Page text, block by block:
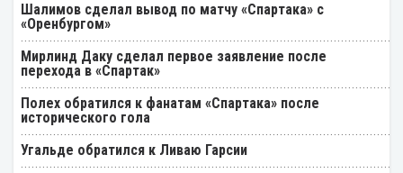
Шалимов сделал вывод по матчу «Спартака» с
«Оренбургом»
Мирлинд Даку сделал первое заявление после
перехода в «Спартак»
Полех обратился к фанатам «Спартака» после
исторического гола
Угальде обратился к Ливаю Гарсии